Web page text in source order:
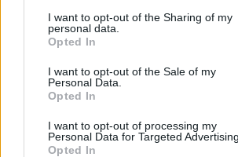
I want to opt-out of the Sharing of my
personal data.
Opted In
I want to opt-out of the Sale of my
Personal Data.
Opted In
I want to opt-out of processing my
Personal Data for Targeted Advertising.
Opted In
Ειδήσεις 5-8-2026